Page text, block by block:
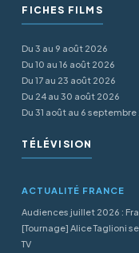
FICHES FILMS
Du 3 au 9 août 2026
Du 10 au 16 août 2026
Du 17 au 23 août 2026
Du 24 au 30 août 2026
Du 31 août au 6 septembre
TÉLÉVISION
ACTUALITÉ FRANCE
Audiences juillet 2026 :
[Tournage] Alice Taglioni
TV